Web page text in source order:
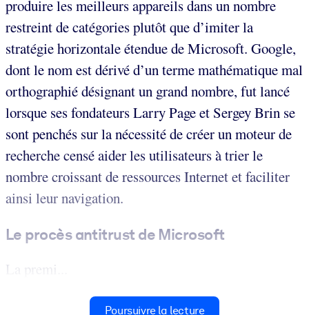
produire les meilleurs appareils dans un nombre
restreint de catégories plutôt que d’imiter la
stratégie horizontale étendue de Microsoft. Google,
dont le nom est dérivé d’un terme mathématique mal
orthographié désignant un grand nombre, fut lancé
lorsque ses fondateurs Larry Page et Sergey Brin se
sont penchés sur la nécessité de créer un moteur de
recherche censé aider les utilisateurs à trier le
nombre croissant de ressources Internet et faciliter
ainsi leur navigation.
Le procès antitrust de Microsoft
La premi...
Poursuivre la lecture